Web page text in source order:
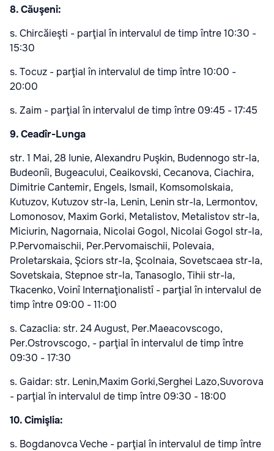
8. Căuşeni:
s. Chircăieşti - parţial în intervalul de timp între 10:30 -
15:30
s. Tocuz - parţial în intervalul de timp între 10:00 -
20:00
s. Zaim - parţial în intervalul de timp între 09:45 - 17:45
9. Ceadîr-Lunga
str. 1 Mai, 28 Iunie, Alexandru Puşkin, Budennogo str-la,
Budeonîi, Bugeacului, Ceaikovski, Cecanova, Ciachira,
Dimitrie Cantemir, Engels, Ismail, Komsomolskaia,
Kutuzov, Kutuzov str-la, Lenin, Lenin str-la, Lermontov,
Lomonosov, Maxim Gorki, Metalistov, Metalistov str-la,
Miciurin, Nagornaia, Nicolai Gogol, Nicolai Gogol str-la,
P.Pervomaischii, Per.Pervomaischii, Polevaia,
Proletarskaia, Şciors str-la, Şcolnaia, Sovetscaea str-la,
Sovetskaia, Stepnoe str-la, Tanasoglo, Tihii str-la,
Tkacenko, Voinî Internaţionalistî - parţial în intervalul de
timp între 09:00 - 11:00
s. Cazaclia: str. 24 August, Per.Maeacovscogo,
Per.Ostrovscogo, - parţial în intervalul de timp între
09:30 - 17:30
s. Gaidar: str. Lenin,Maxim Gorki,Serghei Lazo,Suvorova
- parţial în intervalul de timp între 09:30 - 18:00
10. Cimişlia:
s. Bogdanovca Veche - parţial în intervalul de timp între